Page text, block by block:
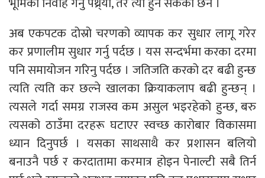
अब एकपटक दोस्रो चरणको व्यापक कर सुधार लागू गरेर
कर प्रणालीम सुधार गर्नु पर्दछ । यस सन्दर्भमा करका दरमा
पनि समायोजन गरिनु पर्दछ । जतिजति करको दर बढी हुन्छ
त्यति त्यति कर छल्ने खालका क्रियाकलाप बढी हुन्छन् ।
त्यसले गर्दा समग्र राजस्व कम असुल भइरहेको हुन्छ, बरु
त्यसको ठाउँमा दरहरू घटाएर स्वच्छ कारोबार विकासमा
ध्यान दिनुपर्छ । यसका साथसाथै कर प्रशासन बलियो
बनाउनै पर्छ र करदातामा करमात्र होइन पेनाल्टी सबै तिर्न